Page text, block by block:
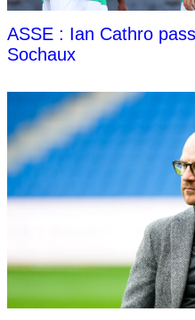
ASSE : Ian Cathro
Sochaux